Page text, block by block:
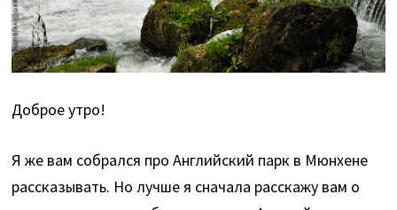
Доброе утро!
Я же вам собрался про Английский парк в Мюнхене
рассказывать. Но лучше я сначала расскажу вам о